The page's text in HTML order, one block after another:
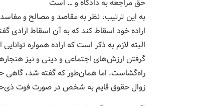
حق مراجعه به دادگاه و … است
به این ترتیب، نظر به مقاصد و مصالح و
اراده خود اسقاط کند که به آن اسقاط ارادی
البته لازم به ذکر است که اراده همواره
گرفتن ارزش‌های اجتماعی و دینی و نیز
راه‌گشاست. اما همان‌طور که گفته شد، گاهی
زوال حقوق قایم به شخص در صورت فوت